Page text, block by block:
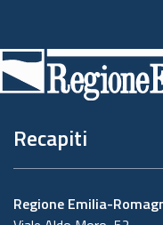
di
pagina
Recapiti
Regione Emilia-